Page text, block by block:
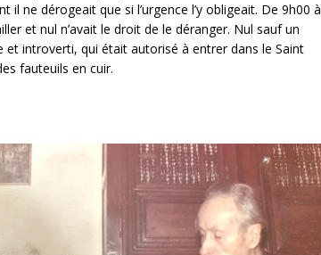
ne dérogeait que si l’urgence l’y obligeait. De 9h00 à
et nul n’avait le droit de le déranger. Nul sauf un
introverti, qui était autorisé à entrer dans le Saint
fauteuils en cuir.